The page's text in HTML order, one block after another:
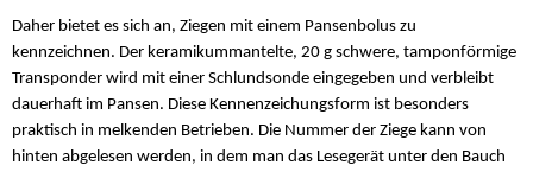
Daher bietet es sich an, Ziegen mit einem Pansenbolus zu
kennzeichnen. Der keramikummantelte, 20 g schwere, tamponförmige
Transponder wird mit einer Schlundsonde eingegeben und verbleibt
dauerhaft im Pansen. Diese Kennenzeichungsform ist besonders
praktisch in melkenden Betrieben. Die Nummer der Ziege kann von
hinten abgelesen werden, in dem man das Lesegerät unter den Bauch